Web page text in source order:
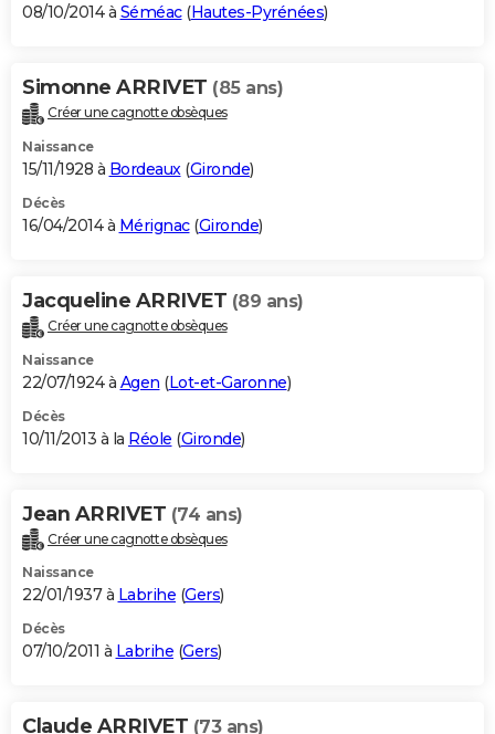
08/10/2014 à Séméac(Hautes-Pyrénées)
Simonne ARRIVET (85 ans)
Créer une cagnotte obsèques
Naissance
15/11/1928 à Bordeaux(Gironde)
Décès
16/04/2014 à Mérignac(Gironde)
Jacqueline ARRIVET (89 ans)
Créer une cagnotte obsèques
Naissance
22/07/1924 à Agen (Lot-et-Garonne)
Décès
10/11/2013 à la Réole (Gironde)
Jean ARRIVET (74 ans)
Créer une cagnotte obsèques
Naissance
22/01/1937 à Labrihe (Gers)
Décès
07/10/2011 à Labrihe (Gers)
Claude ARRIVET (73 ans)